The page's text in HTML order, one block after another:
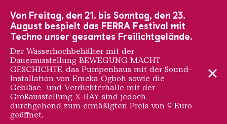
Von Freitag, den 21. bis Sonntag, den 23.
August bespielt das FERRA Festival mit
Techno unser gesamtes Freilichtgelände.
Der Wasserhochbehälter mit der
Dauerausstellung BEWEGUNG MACHT
GESCHICHTE, das Pumpenhaus mit der Sound-
Installation von Emeka Ogboh sowie die
Gebläse- und Verdichterhalle mit der
Großausstellung X-RAY sind jedoch
durchgehend zum ermäßigten Preis von 9 Euro
geöffnet.